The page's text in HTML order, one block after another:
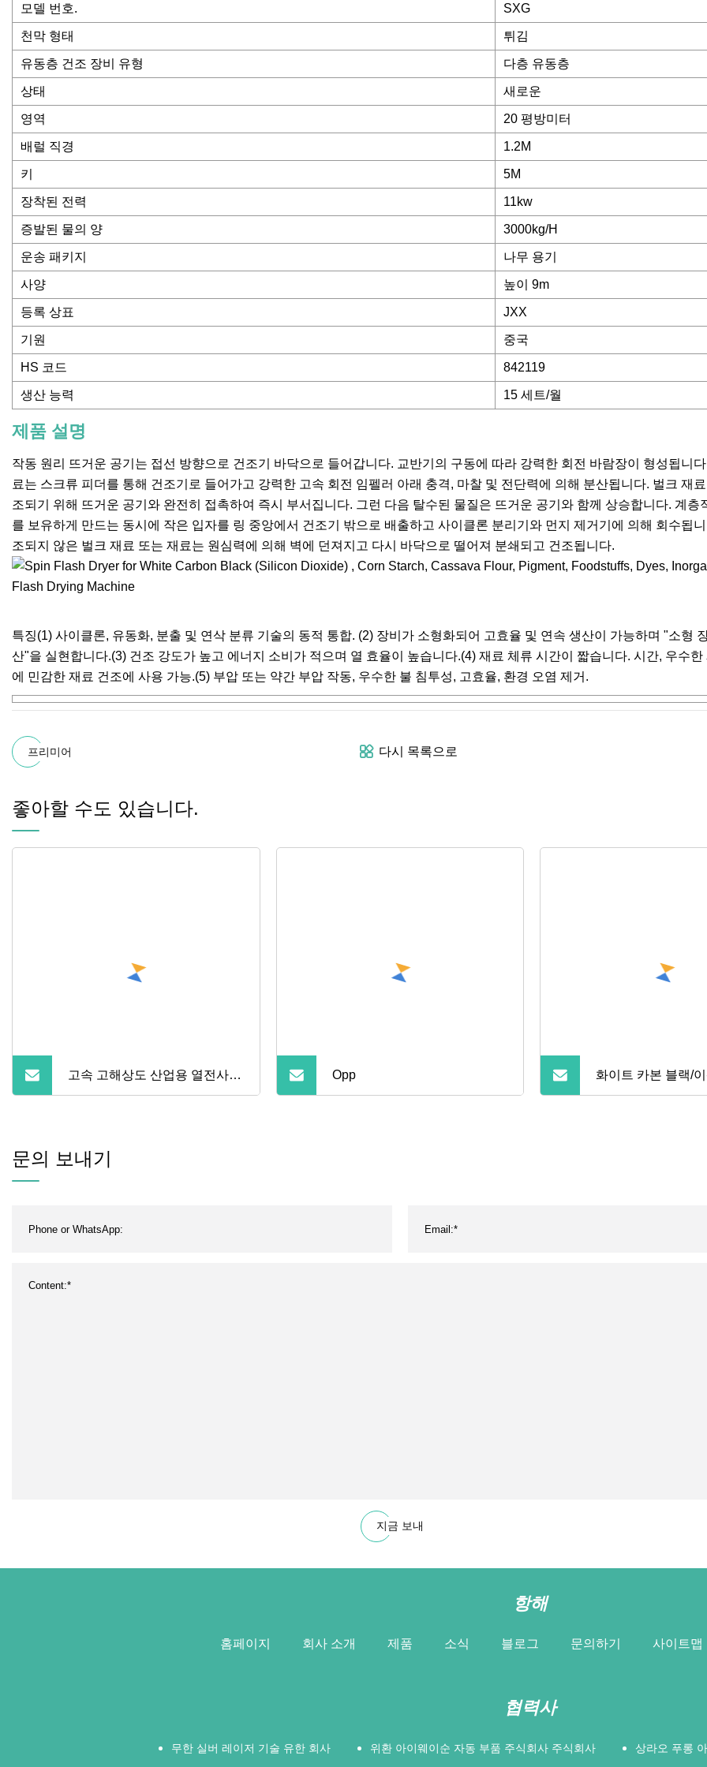
모델 번호. SXG
천막 형태 튀김
유동층 건조 장비 유형 다층 유동층
상태 새로운
영역 20 평방미터
배럴 직경 1.2M
키 5M
장착된 전력 11kw
증발된 물의 양 3000kg/H
운송 패키지 나무 용기
사양 높이 9m
등록 상표 JXX
기원 중국
HS 코드 842119
생산 능력 15 세트/월
제품 설명
작동 원리 뜨거운 공기는 접선 방향으로 건조기 바닥으로 들어갑니다. 교반기의 구동에 따라 강력한 회전 바람장이 형성됩니
료는 스크류 피더를 통해 건조기로 들어가고 강력한 고속 회전 임펠러 아래 충격, 마찰 및 전단력에 의해 분산됩니다. 벌크 재
조되기 위해 뜨거운 공기와 완전히 접촉하여 즉시 부서집니다. 그런 다음 탈수된 물질은 뜨거운 공기와 함께 상승합니다. 계층
를 보유하게 만드는 동시에 작은 입자를 링 중앙에서 건조기 밖으로 배출하고 사이클론 분리기와 먼지 제거기에 의해 회수됩
조되지 않은 벌크 재료 또는 재료는 원심력에 의해 벽에 던져지고 다시 바닥으로 떨어져 분쇄되고 건조됩니다.
특징(1) 사이클론, 유동화, 분출 및 연삭 분류 기술의 동적 통합. (2) 장비가 소형화되어 고효율 및 연속 생산이 가능하며 "소형
산"을 실현합니다.(3) 건조 강도가 높고 에너지 소비가 적으며 열 효율이 높습니다.(4) 재료 체류 시간이 짧습니다. 시간, 우수한
에 민감한 재료 건조에 사용 가능.(5) 부압 또는 약간 부압 작동, 우수한 불 침투성, 고효율, 환경 오염 제거.
프리미어 다시 목록으로
좋아할 수도 있습니다.
고속 고해상도 산업용 열전사 Opp 화이트 카본 블랙/
문의 보내기
지금 보내
항해
홈페이지 회사 소개 제품 소식 블로그 문의하기 사이트맵
협력사
무한 실버 레이저 기술 유한 회사 위환 아이웨이순 자동 부품 주식회사 주식회사 상라오 푸롱